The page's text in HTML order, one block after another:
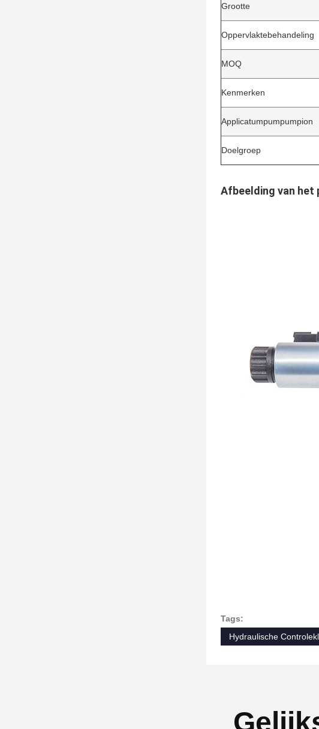
Grootte
Oppervlaktebehandeling
MOQ
Kenmerken
Applicatumpumpumpion
Doelgroep
Afbeelding van het
Tags:
Hydraulische